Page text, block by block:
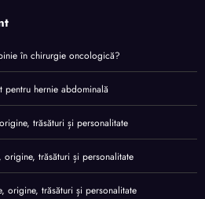
în chirurgie oncologică?
pentru hernie abdominală
trăsături și personalitate
origine, trăsături și personalitate
origine, trăsături și personalitate